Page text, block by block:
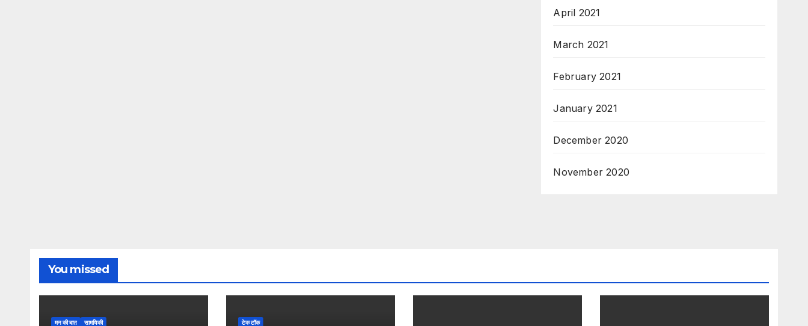
April 2021
March 2021
February 2021
January 2021
December 2020
November 2020
You missed
मन की बात सामयिकी टेक टॉक